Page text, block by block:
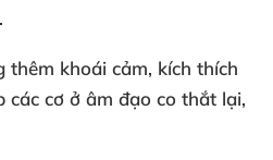
thêm khoái cảm, kích thích
các cơ ở âm đạo co thắt lại,